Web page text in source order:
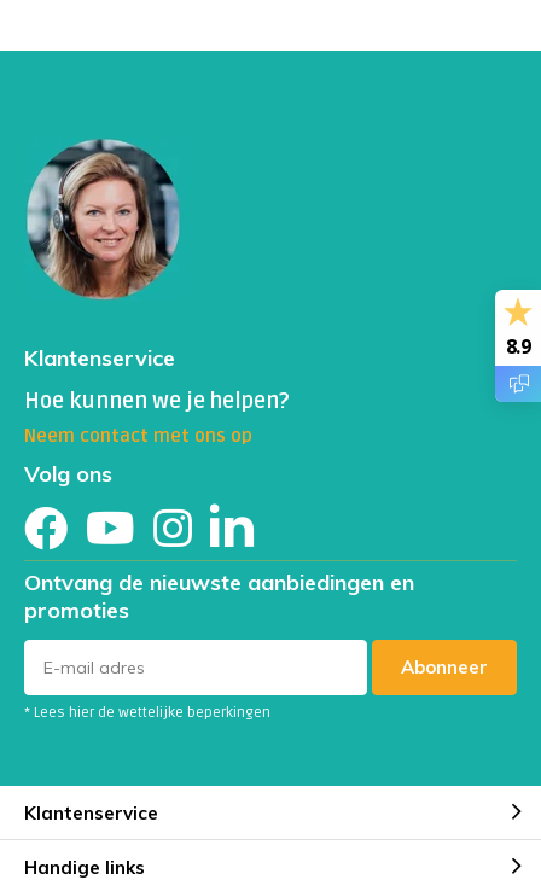
Klantenservice
Hoe kunnen we je helpen?
Neem contact met ons op
Volg ons
Ontvang de nieuwste aanbiedingen en
promoties
Abonneer
* Lees hier de wettelijke beperkingen
Klantenservice
Handige links
8.9